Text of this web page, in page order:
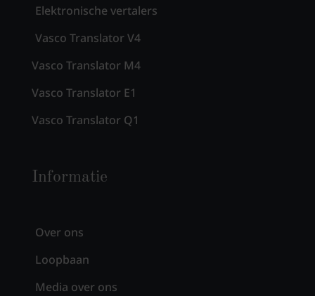
Elektronische vertalers
Vasco Translator V4
Vasco Translator M4
Vasco Translator E1
Vasco Translator Q1
Informatie
Over ons
Loopbaan
Media over ons